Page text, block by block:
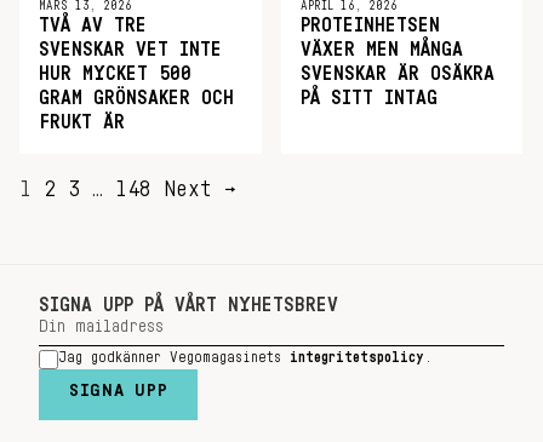
MARS 13, 2026
TVÅ AV TRE
SVENSKAR VET INTE
HUR MYCKET 500
GRAM GRÖNSAKER OCH
FRUKT ÄR
APRIL 16, 2026
PROTEINHETSEN
VÄXER MEN MÅNGA
SVENSKAR ÄR OSÄKRA
PÅ SITT INTAG
SIDNUMRERING
1 2 3 … 148 Next →
SIGNA UPP PÅ VÅRT NYHETSBREV
Jag godkänner Vegomagasinets integritetspolicy
SIGNA UPP